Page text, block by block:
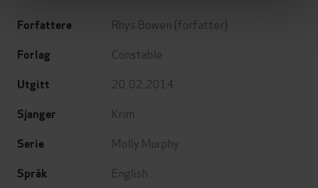
Forfattere Rhys Bowen (forfatter)
Forlag Constable
Utgitt 20.02.2014
Sjanger Krim
Serie Molly Murphy
Språk English